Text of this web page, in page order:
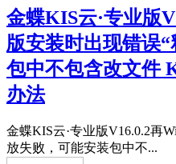
金蝶KIS云·专业版
版安装时出现错误
包中不包含改文件
办法
金蝶KIS云·专业版V16.0.2再
放失败，可能安装包中不...